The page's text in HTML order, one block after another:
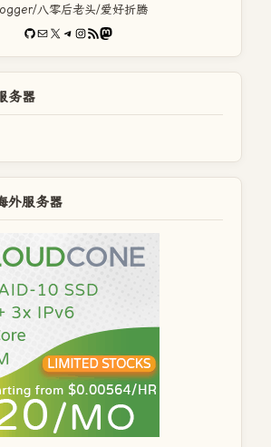
八零后老头/爱好折腾
GitHub
电子邮件X Telegram
Instagram
RSS FeedMastodon
务器
外服务器